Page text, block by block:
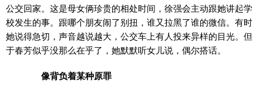
公交回家。这是母女俩珍贵的相处时间，徐强会主动跟她讲起学
校发生的事。跟哪个朋友闹了别扭，谁又拉黑了谁的微信。有时
她说得急切，声音越说越大，公交车上有人投来异样的目光。但
于春芳似乎没那么在乎了，她默默听女儿说，偶尔搭话。
像背负着某种原罪